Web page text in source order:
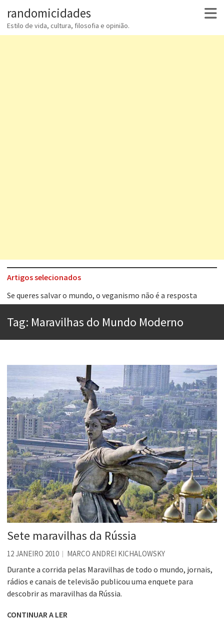
randomicidades
Estilo de vida, cultura, filosofia e opinião.
Artigos selecionados
Tem que filmar isso daí
Aprender a fracassar é o segredo do sucesso
Esse tal de Rock Gaúcho
Os causos de Jorge Luis Borges
Voto obrigatório é correto?
Se queres salvar o mundo, o veganismo não é a resposta
Tag: Maravilhas do Mundo Moderno
Sete maravilhas da Rússia
12 JANEIRO 2010 MARCO ANDREI KICHALOWSKY
Durante a corrida pelas Maravilhas de todo o mundo, jornais,
rádios e canais de televisão publicou uma enquete para
descobrir as maravilhas da Rússia.
CONTINUAR A LER